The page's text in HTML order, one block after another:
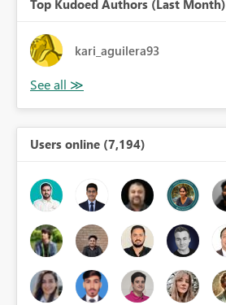
Top Kudoed Authors (Last Month)
kari_aguilera93
Users online (7,194)